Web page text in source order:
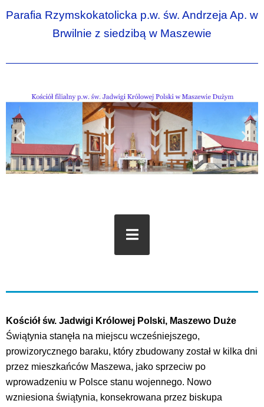
Parafia Rzymskokatolicka p.w. św. Andrzeja Ap. w
Brwilnie z siedzibą w Maszewie
Kościół św. Jadwigi Królowej Polski, Maszewo Duże
Świątynia stanęła na miejscu wcześniejszego,
prowizorycznego baraku, który zbudowany został w kilka dni
przez mieszkańców Maszewa, jako sprzeciw po
wprowadzeniu w Polsce stanu wojennego. Nowo
wzniesiona świątynia, konsekrowana przez biskupa